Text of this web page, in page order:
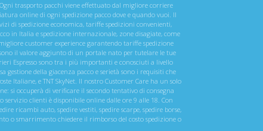
trasporto pacchi viene effettuato dal migliore corriere
online di ogni spedizione pacco dove e quando vuoi. Il
di spedizione economica, tariffe spedizioni convenienti,
in Italia e spedizione internazionale, zone disagiate, come
customer experience garantendo tariffe spedizione
il valore aggiunto di un portale nato per tutelare le tue
Espresso sono tra i più importanti e conosciuti a livello
della giacenza pacco e serietà sono i requisiti che
Italiane, e TNT SkyNet. Il nostro Customer Care ha un solo
si occuperà di verificare il secondo tentativo di consegna
clienti è disponibile online dalle ore 9 alle 18. Con
ricambi auto, spedire vestiti, spedire scarpe, spedire borse,
o smarrimento chiedere il rimborso del costo spedizione o